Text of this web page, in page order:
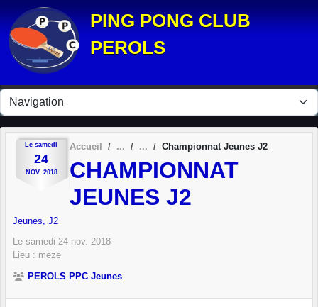
PING PONG CLUB
PEROLS
Le samedi
24
NOV. 2018
Accueil Championnat Jeunes J2
CHAMPIONNAT
JEUNES J2
Jeunes, J2
Le samedi 24 nov. 2018
Lieu : meze
PEROLS PPC Jeunes
Panneau de gestion des cookies